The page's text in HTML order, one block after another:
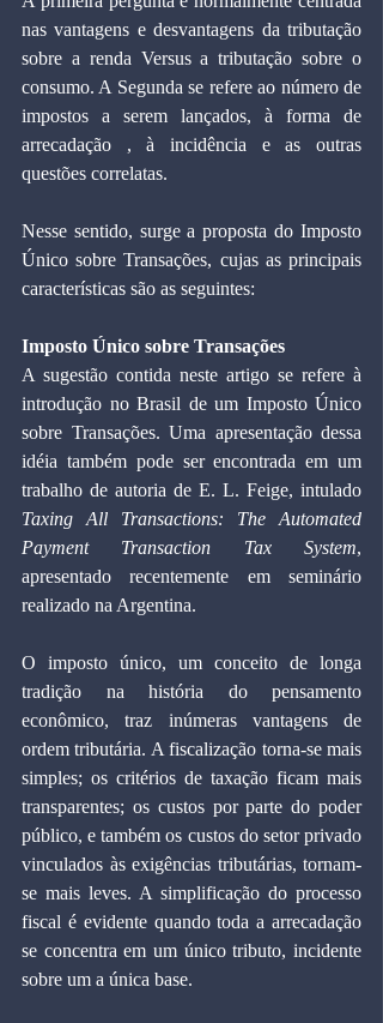
nas vantagens e desvantagens da tributação
sobre a renda Versus a tributação sobre o
consumo. A Segunda se refere ao número de
impostos a serem lançados, à forma de
arrecadação , à incidência e as outras
questões correlatas.
Nesse sentido, surge a proposta do Imposto
Único sobre Transações, cujas as principais
características são as seguintes:
Imposto Único sobre Transações
A sugestão contida neste artigo se refere à
introdução no Brasil de um Imposto Único
sobre Transações. Uma apresentação dessa
idéia também pode ser encontrada em um
Taxing All Transactions: The Automated
Payment Transaction Tax System,
apresentado recentemente em seminário
realizado na Argentina.
O imposto único, um conceito de longa
tradição na história do pensamento
econômico, traz inúmeras vantagens de
ordem tributária. A fiscalização torna-se mais
simples; os critérios de taxação ficam mais
transparentes; os custos por parte do poder
público, e também os custos do setor privado
vinculados às exigências tributárias, tornam-
se mais leves. A simplificação do processo
fiscal é evidente quando toda a arrecadação
se concentra em um único tributo, incidente
sobre um a única base.